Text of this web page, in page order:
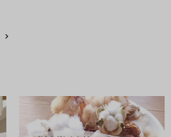
chevron_right